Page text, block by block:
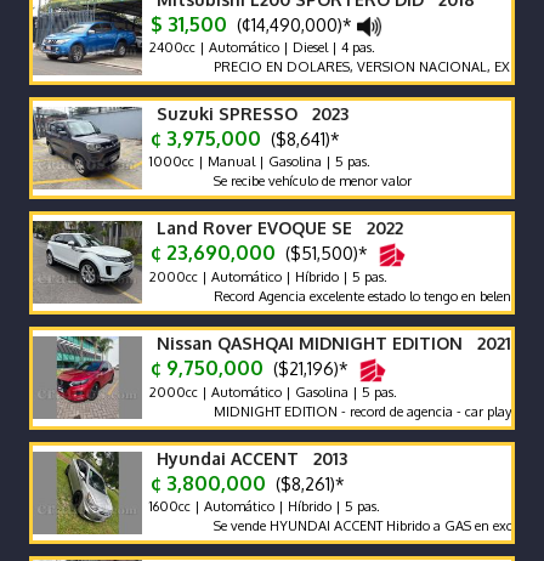
$ 31,500 (¢14,490,000)*
2400cc | Automático | Diesel | 4 pas.
PRECIO EN DOLARES, VERSION NACIONAL,
Suzuki SPRESSO 2023
¢ 3,975,000 ($8,641)*
1000cc | Manual | Gasolina | 5 pas.
Se recibe vehículo de menor valor
Land Rover EVOQUE SE 2022
¢ 23,690,000 ($51,500)*
2000cc | Automático | Híbrido | 5 pas.
Record Agencia excelente estado lo tengo en belen heredia
Nissan QASHQAI MIDNIGHT EDITION 2021
¢ 9,750,000 ($21,196)*
2000cc | Automático | Gasolina | 5 pas.
MIDNIGHT EDITION - record de agencia - car play - poco
Hyundai ACCENT 2013
¢ 3,800,000 ($8,261)*
1600cc | Automático | Híbrido | 5 pas.
Se vende HYUNDAI ACCENT Hibrido a GAS en excelente